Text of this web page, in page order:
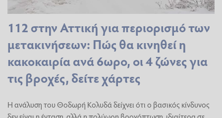
112 στην Αττική για περιορισμό των
μετακινήσεων: Πώς θα κινηθεί η
κακοκαιρία ανά 6ωρο, οι 4 ζώνες για
τις βροχές, δείτε χάρτες
Η ανάλυση του Θοδωρή Κολυδά δείχνει ότι ο βασικός κίνδυνος